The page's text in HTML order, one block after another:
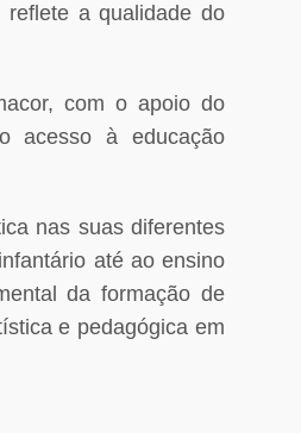
reflete a qualidade do
com o apoio do
acesso à educação
nas suas diferentes
até ao ensino
da formação de
e pedagógica em